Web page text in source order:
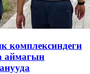
комплексиндеги
аймагын